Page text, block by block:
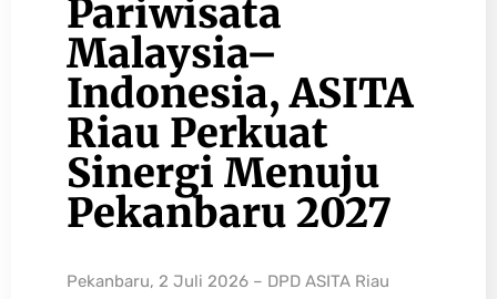
Pariwisata
Malaysia–
Indonesia, ASITA
Riau Perkuat
Sinergi Menuju
Pekanbaru 2027
Pekanbaru, 2 Juli 2026 – DPD ASITA Riau